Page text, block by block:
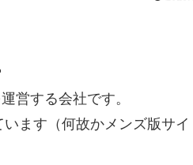
営する会社です。
ます（何故かメンズ版サ